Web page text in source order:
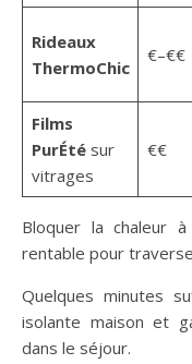
Rideaux
ThermoChic
€–€€
Films
PurÉtésur
vitrages
€€
Bloquer la chaleur
rentable pour
Quelques minutes
isolante maison et
dans le séjour.